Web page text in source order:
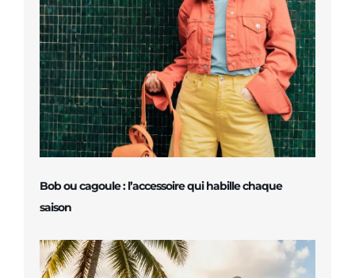
Bob ou cagoule : l’accessoire qui habille chaque
saison